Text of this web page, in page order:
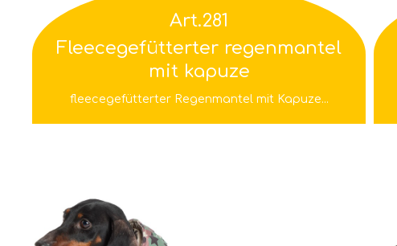
Art.281
Fleecegefütterter regenmantel
mit kapuze
fleecegefütterter Regenmantel mit Kapuze...